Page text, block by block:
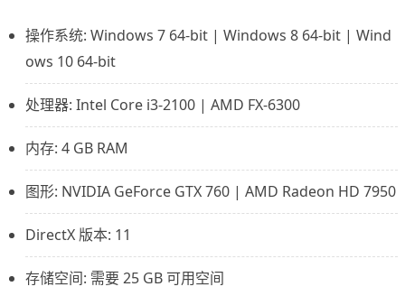
操作系统: Windows 7 64-bit | Windows 8 64-bit | Wind
ows 10 64-bit
处理器: Intel Core i3-2100 | AMD FX-6300
内存: 4 GB RAM
图形: NVIDIA GeForce GTX 760 | AMD Radeon HD 7950
DirectX 版本: 11
存储空间: 需要 25 GB 可用空间